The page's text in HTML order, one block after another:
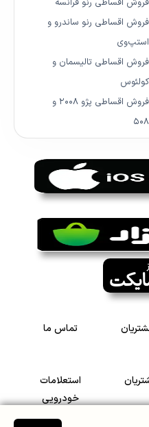
فروش اقساطی رنو فرانسه
فروش اقساطی رنو ساندرو و
استپ‌وی
فروش اقساطی تالیسمان و
کولئوس
فروش اقساطی پژو ۲۰۰۸ و
۵۰۸
تماس ما
استعلامات
خودرویی